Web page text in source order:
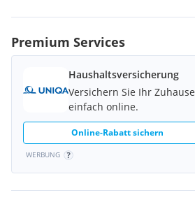
Premium Services
Haushaltsversicherung
Versichern Sie Ihr Zuhause
einfach online.
Online-Rabatt sichern
WERBUNG